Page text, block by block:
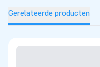
Gerelateerde producten